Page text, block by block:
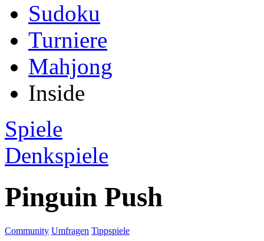
Sudoku
Turniere
Mahjong
Inside
Spiele
Denkspiele
Pinguin Push
Community Umfragen Tippspiele